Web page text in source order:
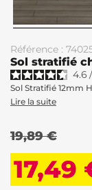
Référence :
Sol stratifié
4.6 /
Sol Stratifié 12mm
Lire la suite
19,89 €
17,49